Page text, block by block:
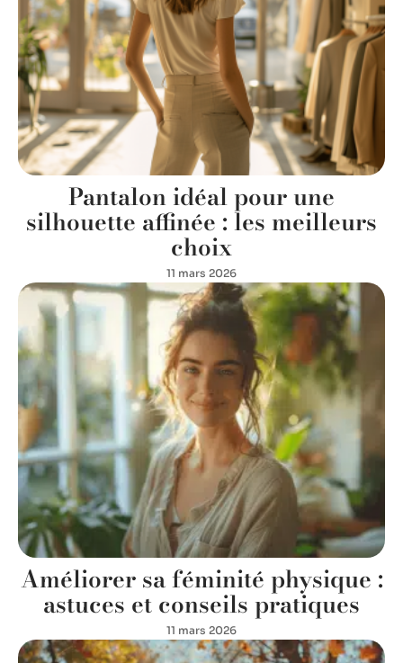
Pantalon idéal pour une
silhouette affinée : les meilleurs
choix
11 mars 2026
Améliorer sa féminité physique :
astuces et conseils pratiques
11 mars 2026